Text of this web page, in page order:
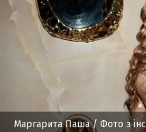
Маргарита Паша/ Фото з